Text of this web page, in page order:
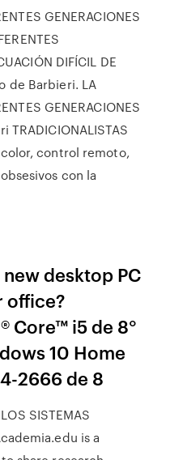
GENERACIONES
DIFÍCIL DE
de Barbieri. LA
GENERACIONES
color, control remoto,
con la
desktop PC
office?
Core™ i5 de 8°
10 Home
2666 de 8
SISTEMAS
is a